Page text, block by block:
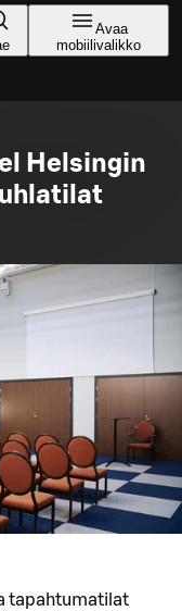
Avaa
mobiilivalikko
Helsingin
tapahtumatilat